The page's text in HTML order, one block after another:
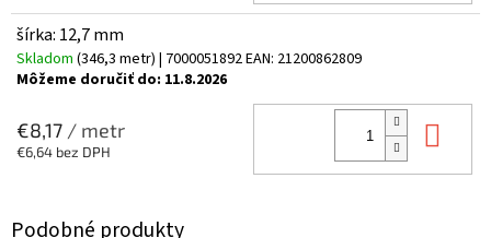
šírka: 12,7 mm
Skladom (346,3 metr) | 7000051892EAN: 21200862809
Môžeme doručiť do: 11.8.2026
€8,17 / metr
€6,64 bez DPH